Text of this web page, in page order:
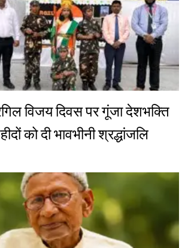
विजय दिवस पर गूंजा देशभक्ति
को दी भावभीनी श्रद्धांजलि